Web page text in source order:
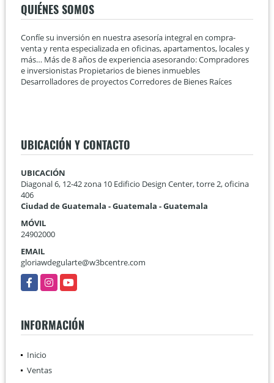
QUIÉNES SOMOS
Confíe su inversión en nuestra asesoría integral en compra-
venta y renta especializada en oficinas, apartamentos, locales y
más… Más de 8 años de experiencia asesorando: Compradores
e inversionistas Propietarios de bienes inmuebles
Desarrolladores de proyectos Corredores de Bienes Raíces
UBICACIÓN Y CONTACTO
UBICACIÓN
Diagonal 6, 12-42 zona 10 Edificio Design Center, torre 2, oficina
406
Ciudad de Guatemala - Guatemala - Guatemala
MÓVIL
24902000
EMAIL
gloriawdegularte@w3bcentre.com
FacebookInstagram
YouTube
INFORMACIÓN
Inicio
Ventas